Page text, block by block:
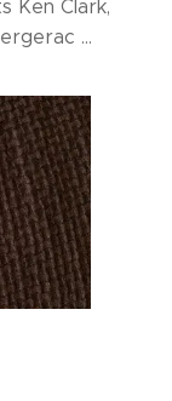
Ken Clark,
...